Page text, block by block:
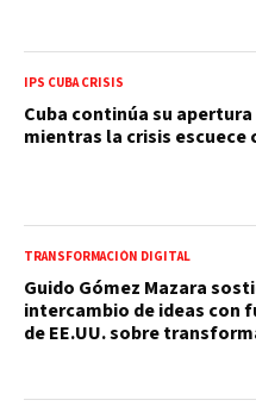
IPS CUBA CRISIS
Cuba continúa su
mientras la crisis escuece
TRANSFORMACIÓN DIGITAL
Guido Gómez Mazara
intercambio de ideas con
de EE.UU. sobre